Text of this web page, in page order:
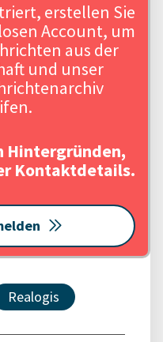
erstellen Sie
Account, um
aus der
und unser
Hintergründen,
Kontaktdetails.
Realogis